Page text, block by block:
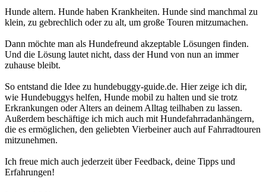
Hunde altern. Hunde haben Krankheiten. Hunde sind manchmal zu
klein, zu gebrechlich oder zu alt, um große Touren mitzumachen.
Dann möchte man als Hundefreund akzeptable Lösungen finden.
Und die Lösung lautet nicht, dass der Hund von nun an immer
zuhause bleibt.
So entstand die Idee zu hundebuggy-guide.de. Hier zeige ich dir,
wie Hundebuggys helfen, Hunde mobil zu halten und sie trotz
Erkrankungen oder Alters an deinem Alltag teilhaben zu lassen.
Außerdem beschäftige ich mich auch mit Hundefahrradanhängern,
die es ermöglichen, den geliebten Vierbeiner auch auf Fahrradtouren
mitzunehmen.
Ich freue mich auch jederzeit über Feedback, deine Tipps und
Erfahrungen!